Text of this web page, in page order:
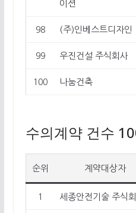
이션
98 (주)인베스트디자인
99 우진건설 주식회사
100 나눔건축
수의계약 건수
순위 계약대상자
1 세종안전기술 주식